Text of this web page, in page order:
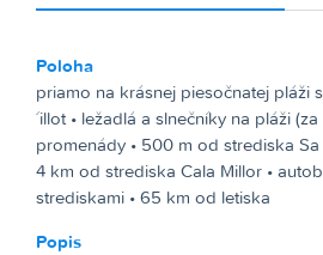
Poloha
priamo na krásnej piesočnatej pláži
´illot • ležadlá a slnečníky na pláži
promenády • 500 m od strediska
4 km od strediska Cala Millor •
strediskami • 65 km od letiska
Popis